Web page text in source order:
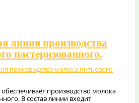
линия производства
пастеризованного.
производство молока
В состав линии входит